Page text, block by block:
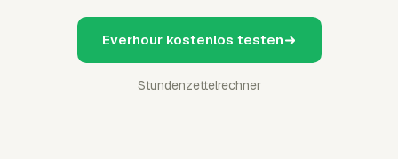
Everhour kostenlos testen
Stundenzettelrechner